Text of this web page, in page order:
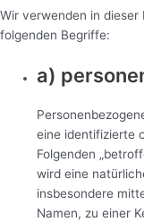
Wir verwenden in
folgenden Begriffe:
a)
eine identifizierte
Folgenden
wird eine
insbesondere
Namen, zu einer